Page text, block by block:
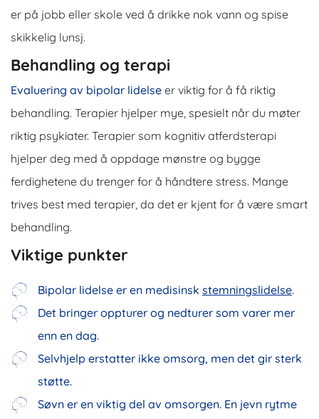
er på jobb eller skole ved å drikke nok vann og spise
skikkelig lunsj.
Behandling og terapi
Evaluering av bipolar lidelse er viktig for å få riktig
behandling. Terapier hjelper mye, spesielt når du møter
riktig psykiater. Terapier som kognitiv atferdsterapi
hjelper deg med å oppdage mønstre og bygge
ferdighetene du trenger for å håndtere stress. Mange
trives best med terapier, da det er kjent for å være smart
behandling.
Viktige punkter
Bipolar lidelse er en medisinsk stemningslidelse.
Det bringer oppturer og nedturer som varer mer
enn en dag.
Selvhjelp erstatter ikke omsorg, men det gir sterk
støtte.
Søvn er en viktig del av omsorgen. En jevn rytme